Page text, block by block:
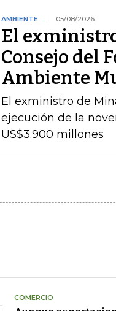
AMBIENTE 05/08/2026
El
Consejo del
Ambiente
El exministro de
ejecución de la
US$3.900 millones
COMERCIO